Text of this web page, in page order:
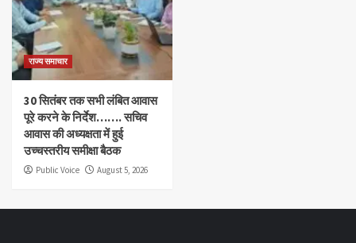
राज्य समाचार
30 सितंबर तक सभी लंबित आवास
पूरे करने के निर्देश……. सचिव
आवास की अध्यक्षता में हुई
उच्चस्तरीय समीक्षा बैठक
Public Voice August 5, 2026